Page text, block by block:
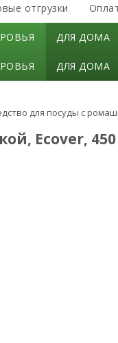
отгрузки
ДЛЯ ДОМА
ДЛЯ ДОМА
для посуды с
Ecover,